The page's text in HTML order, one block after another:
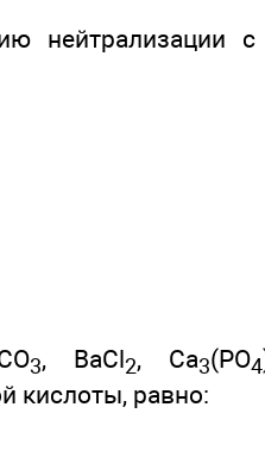
нейтрализации
3, ВаСl2, Са3(РO4
кислоты, равно: